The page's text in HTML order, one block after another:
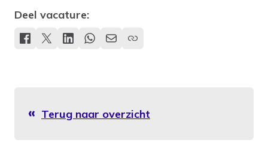
Deel vacature:
Terug naar overzicht